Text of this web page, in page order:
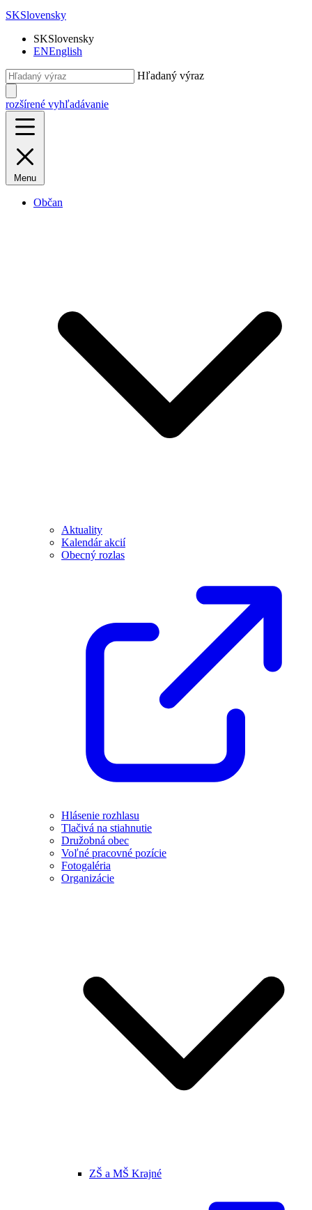
SKSlovensky
SKSlovensky
ENEnglish
Hľadaný výraz
rozšírené vyhľadávanie
Menu
Občan
Aktuality
Kalendár akcií
Obecný rozlas
Hlásenie rozhlasu
Tlačivá na stiahnutie
Družobná obec
Voľné pracovné pozície
Fotogaléria
Organizácie
ZŠ a MŠ Krajné